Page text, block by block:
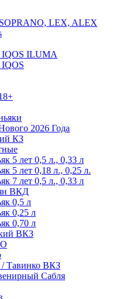
LEX, ALEX
IQOS ILUMA
2026 Года
КЗ
5 лет 0,5 л., 0,33 л
5 лет 0,18 л., 0,25 л.
7 лет 0,5 л., 0,33 л
ВКД
0,5 л
0,25 л
0,70 л
ВКЗ
ВКЗ
Сабля